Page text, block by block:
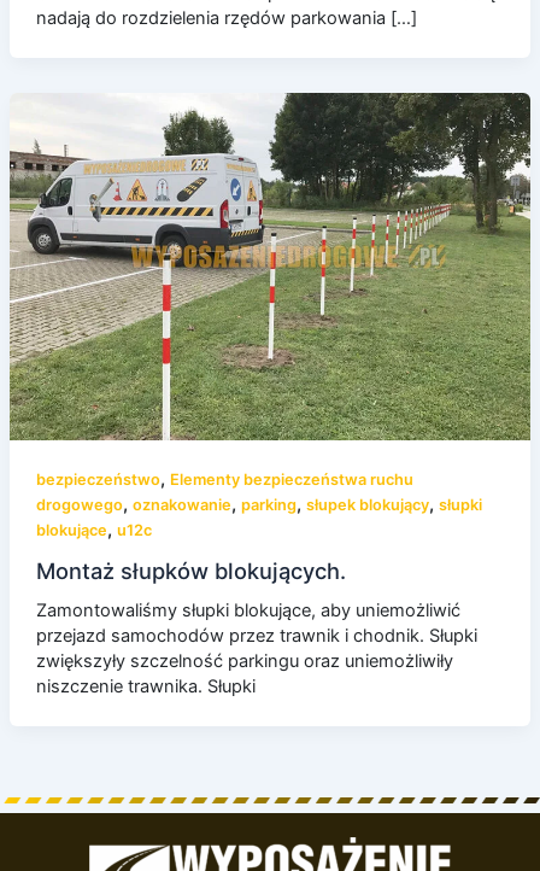
nadają do rozdzielenia rzędów parkowania […]
bezpieczeństwo, Elementy bezpieczeństwa ruchu
drogowego, oznakowanie, parking, słupek blokujący, słupki
blokujące, u12c
Montaż słupków blokujących.
Zamontowaliśmy słupki blokujące, aby uniemożliwić
przejazd samochodów przez trawnik i chodnik. Słupki
zwiększyły szczelność parkingu oraz uniemożliwiły
niszczenie trawnika. Słupki